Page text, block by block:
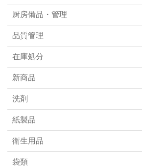
厨房備品・管理
品質管理
在庫処分
新商品
洗剤
紙製品
衛生用品
袋類